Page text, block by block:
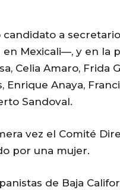
a
Mexicali—, y en la
Celia Amaro, Frida
Enrique Anaya,
Sandoval.
vez el Comité
por una mujer.
de Baja